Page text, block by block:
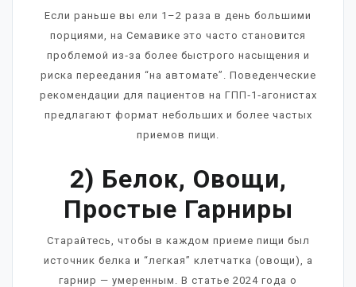
Если раньше вы ели 1–2 раза в день большими
порциями, на Семавике это часто становится
проблемой из‑за более быстрого насыщения и
риска переедания “на автомате”. Поведенческие
рекомендации для пациентов на ГПП‑1‑агонистах
предлагают формат небольших и более частых
приемов пищи.
2) Белок, Овощи,
Простые Гарниры
Старайтесь, чтобы в каждом приеме пищи был
источник белка и “легкая” клетчатка (овощи), а
гарнир — умеренным. В статье 2024 года о